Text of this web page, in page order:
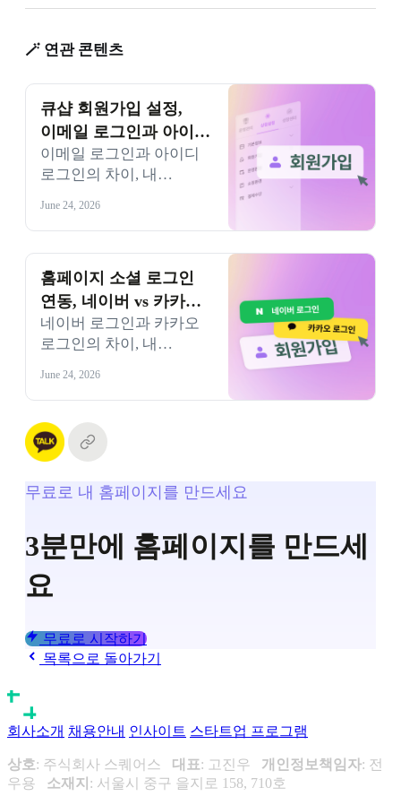
🪄 연관 콘텐츠
큐샵 회원가입 설정,
이메일 로그인과 아이디
로그인 중 어떤 걸
골라야 할까요?
이메일 로그인과 아이디
로그인의 차이, 내
맞는지 쉽게 정리했어요.
고객 여정 설계 관점에서
회원가입 방식을 고르는
기준을 알아보세요.
June 24, 2026
홈페이지 소셜 로그인
연동, 네이버 vs 카카오
어떤 게 맞을까요?
네이버 로그인과 카카오
로그인의 차이, 내
맞는지 데이터 기반으로
정리했어요. 소셜 로그인
도입 전 꼭 읽어보세요.
June 24, 2026
무료로 내 홈페이지를 만드세요
3분만에 홈페이지를 만드세
요
무료로 시작하기
목록으로 돌아가기
회사소개 채용안내 인사이트 스타트업 프로그램
상호: 주식회사 스퀘어스 대표: 고진우 개인정보책임자: 전
우용 소재지 : 서울시 중구 을지로 158, 710호